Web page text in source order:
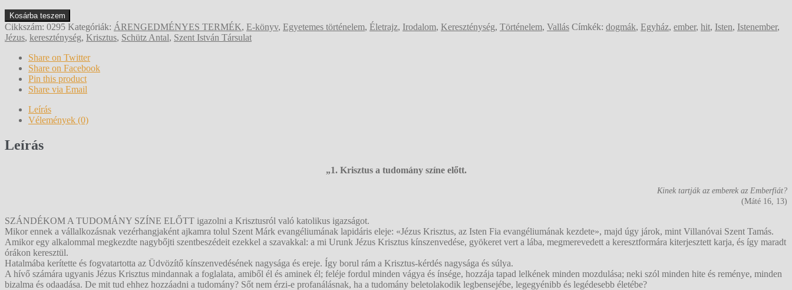
Schütz
Antal:
Krisztus
Kosárba teszem
Cikkszám: 0295 Kategóriák: ÁRENGEDMÉNYES TERMÉK, E-könyv, Egyetemes történelem, Életrajz, Irodalom, Kereszténység, Történelem, Vallás Címkék: dogmák, Egyház, ember, hit, Isten, Istenember,
Jézus, kereszténység, Krisztus, Schütz Antal, Szent István Társulat
Share on Twitter
Share on Facebook
Pin this product
Share via Email
Leírás
Vélemények (0)
Leírás
„1. Krisztus a tudomány színe előtt.
Kinek tartják az emberek az Emberfiát?
(Máté 16, 13)
SZÁNDÉKOM A TUDOMÁNY SZÍNE ELŐTT igazolni a Krisztusról való katolikus igazságot.
Mikor ennek a vállalkozásnak vezérhangjaként ajkamra tolul Szent Márk evangéliumának lapidáris eleje: «Jézus Krisztus, az Isten Fia evangéliumának kezdete», majd úgy járok, mint Villanóvai Szent Tamás.
Amikor egy alkalommal megkezdte nagybőjti szentbeszédeit ezekkel a szavakkal: a mi Urunk Jézus Krisztus kínszenvedése, gyökeret vert a lába, megmerevedett a keresztformára kiterjesztett karja, és így maradt
órákon keresztül.
Hatalmába kerítette és fogvatartotta az Üdvözítő kínszenvedésének nagysága és ereje. Így borul rám a Krisztus-kérdés nagysága és súlya.
A hívő számára ugyanis Jézus Krisztus mindannak a foglalata, amiből él és aminek él; feléje fordul minden vágya és ínsége, hozzája tapad lelkének minden mozdulása; neki szól minden hite és reménye, minden
bizalma és odaadása. De mit tud ehhez hozzáadni a tudomány? Sőt nem érzi-e profanálásnak, ha a tudomány beletolakodik legbensejébe, legegyénibb és legédesebb életébe?